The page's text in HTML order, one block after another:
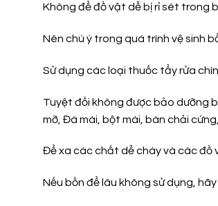
Không để đồ vật dễ bị rỉ sét trong
Nên chú ý trong quá trình vệ sinh
Sử dụng các loại thuốc tẩy rửa
Tuyệt đối không được bảo dưỡng
mỡ, Đá mài, bột mài, bàn chải
Để xa các chất dễ cháy và các đồ
Nếu bồn để lâu không sử dụng,